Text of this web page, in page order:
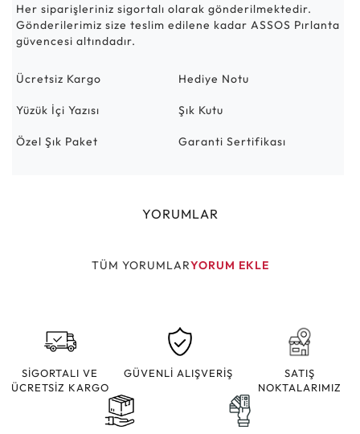
Her siparişleriniz sigortalı olarak gönderilmektedir.
Gönderilerimiz size teslim edilene kadar ASSOS Pırlanta
güvencesi altındadır.
Ücretsiz Kargo Hediye Notu
Yüzük İçi Yazısı Şık Kutu
Özel Şık Paket Garanti Sertifikası
YORUMLAR
TÜM YORUMLARYORUM EKLE
SİGORTALI VE
ÜCRETSİZ KARGO
GÜVENLİ ALIŞVERİŞ
SATIŞ
NOKTALARIMIZ